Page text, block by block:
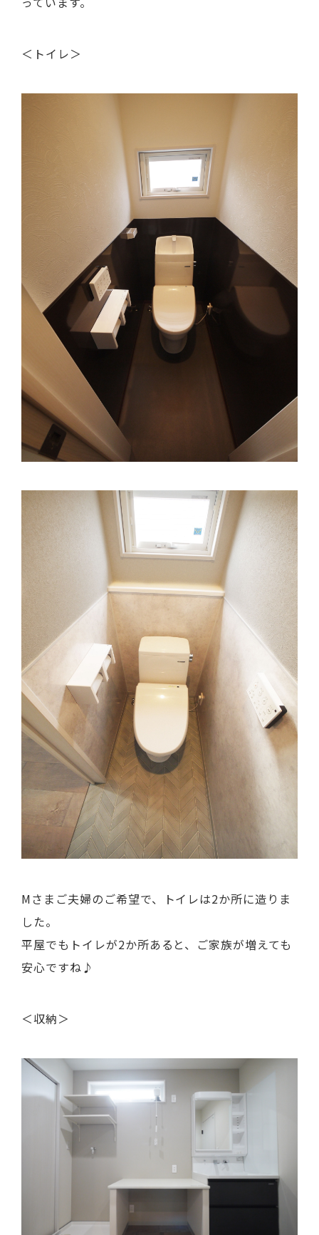
＜トイレ＞
Mさまご夫婦のご希望で、トイレは2か所に造りま
した。
平屋でもトイレが2か所あると、ご家族が増えても
安心ですね♪
＜収納＞